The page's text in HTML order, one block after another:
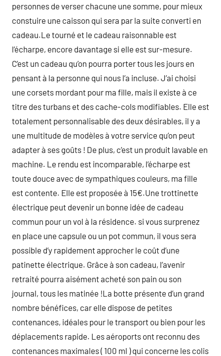
personnes de verser chacune une somme, pour mieux
constuire une caisson qui sera par la suite converti en
cadeau.Le tourné et le cadeau raisonnable est
l’écharpe, encore davantage si elle est sur-mesure.
C’est un cadeau qu’on pourra porter tous les jours en
pensant à la personne qui nous l’a incluse. J’ai choisi
une corsets mordant pour ma fille, mais il existe à ce
titre des turbans et des cache-cols modifiables. Elle est
totalement personnalisable des deux désirables, il y a
une multitude de modèles à votre service qu’on peut
adapter à ses goûts ! De plus, c’est un produit lavable en
machine. Le rendu est incomparable, l’écharpe est
toute douce avec de sympathiques couleurs, ma fille
est contente. Elle est proposée à 15€.Une trottinette
électrique peut devenir un bonne idée de cadeau
commun pour un vol à la résidence. si vous surprenez
en place une capsule ou un pot commun, il vous sera
possible d’y rapidement approcher le coût d’une
patinette électrique. Grâce à son cadeau, l’avenir
retraité pourra aisément acheté son pain ou son
journal, tous les matinée !La botte présente d’un grand
nombre bénéfices, car elle dispose de petites
contenances, idéales pour le transport ou bien pour les
déplacements rapide. Les aéroports ont reconnu des
contenances maximales ( 100 ml ) qui concerne les colis